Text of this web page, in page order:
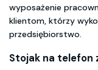
wyposażenie
klientom, którzy
przedsiębiorstwo.
Stojak na telefon